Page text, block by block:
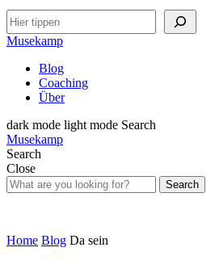
Search
Musekamp
Blog
Coaching
Über
dark mode light mode Search
Musekamp
Search
Close
Search
Home Blog Da sein